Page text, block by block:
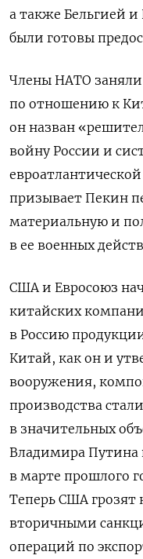
а также Бельгией
были готовы
Члены НАТО
по отношению к
он назван
войну России и
призывает Пекин
материальную и
в ее военных
США и Евросоюз
китайских
в Россию
Китай, как он и
вооружения,
производства
в значительных
Владимира Путина
в марте прошлого
Теперь США
вторичными
операций по